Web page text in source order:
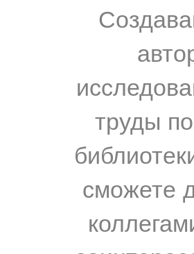
труды
сможете